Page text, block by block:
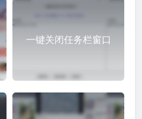
一键关闭任务栏窗口